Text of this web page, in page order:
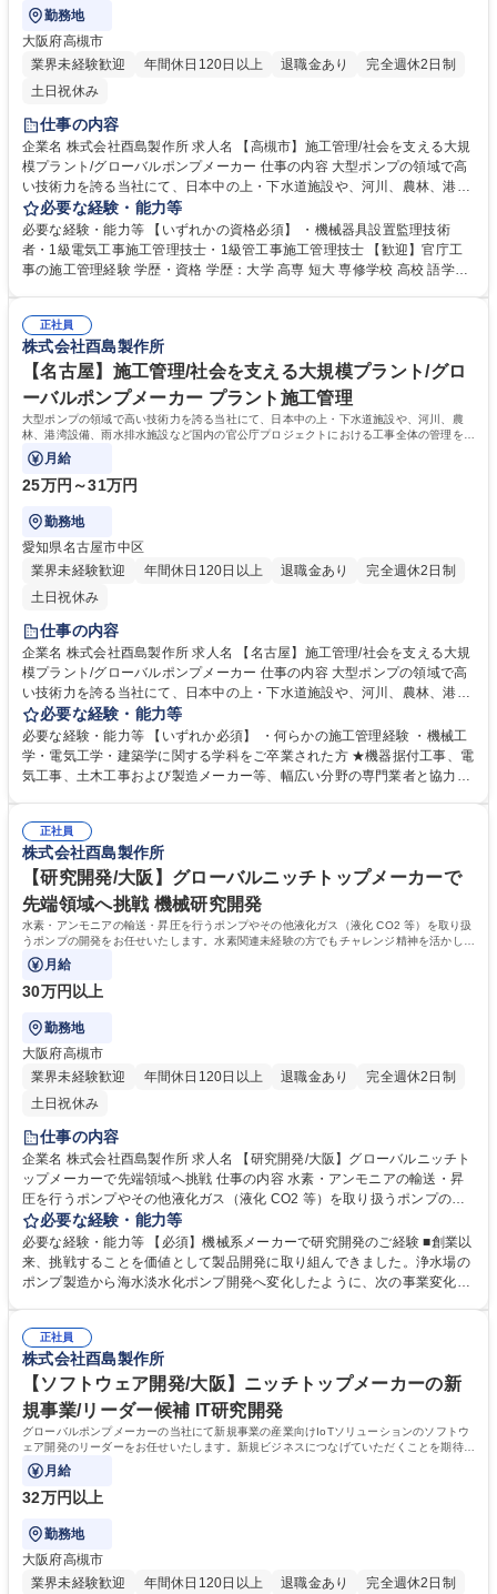
勤務地
大阪府高槻市
業界未経験歓迎
年間休日120日以上 退職金あり
完全週休2日制
土日祝休み
仕事の内容
企業名 株式会社酉島製作所 求人名 【高槻市】施工管理/社会を支える大規
模プラント/グローバルポンプメーカー 仕事の内容 大型ポンプの領域で高
い技術力を誇る当社にて、日本中の上・下水道施設や、河川、農林、港湾
設備、雨水排水施設など国内の官公庁プロジェクトにおける工事全体の管
理を行います。 ■ポンプはプラントの基幹装置でハイテクポンプメーカー
であるため元請けとして、プロジェクト全体を仕切ることが多くなりま
す。■現場代理人として、工事計画の策定、現場予算の管理、 現場の進捗
ト/グローバルポンプメーカー
必要な経験・能力等
必要な経験・能力等 【いずれかの資格必須】 ・機械器具設置監理技術
者・1級電気工事施工管理技士・1級管工事施工管理技士 【歓迎】官庁工
事の施工管理経験 学歴・資格 学歴：大学 高専 短大 専修学校 高校 語学
正社員
株式会社酉島製作所
【名古屋】施工管理/社会を支える大規模プラント/グロ
ーバルポンプメーカー プラント施工管理
大型ポンプの領域で高い技術力を誇る当社にて、日本中の上・下水道施設や、河川、農
林、港湾設備、雨水排水施設など国内の官公庁プロジェクトにおける工事全体の管理を行
います。
月給
25万円～31万円
勤務地
愛知県名古屋市中区
業界未経験歓迎
年間休日120日以上 退職金あり
完全週休2日制
土日祝休み
仕事の内容
企業名 株式会社酉島製作所 求人名 【名古屋】施工管理/社会を支える大規
模プラント/グローバルポンプメーカー 仕事の内容 大型ポンプの領域で高
い技術力を誇る当社にて、日本中の上・下水道施設や、河川、農林、港湾
設備、雨水排水施設など国内の官公庁プロジェクトにおける工事全体の管
理を行います。 ◎日本中の上・下水道施設や、河川、農林、港湾設備、雨
水排水施設など国内の官公庁プロジェクトにおける工事全体の管理■ポン
プはプラントの基幹装置でハイテクポンプメーカーであるため元請けとし
管理等 プロジェクト全体をとりまとめるのが施工管理技術者の役割 募集
職種 【名古屋】施工管理/社会を支える大規模プラント/グローバルポンプ
メーカー
必要な経験・能力等
必要な経験・能力等 【いずれか必須】 ・何らかの施工管理経験 ・機械工
学・電気工学・建築学に関する学科をご卒業された方 ★機器据付工事、電
気工事、土木工事および製造メーカー等、幅広い分野の専門業者と協力し
要望に応えます。★案件は公共工事のため、基本8時半～17時が作業時
間、土日も基本的に休みです。★全国のプロジェクトに携わるため、プロ
ジェクトの間は現地に常駐していただきます。 学歴・資格 学歴：大学 高
専 短大 専修学校 高校 語学力： 資格：
正社員
株式会社酉島製作所
【研究開発/大阪】グローバルニッチトップメーカーで
先端領域へ挑戦 機械研究開発
水素・アンモニアの輸送・昇圧を行うポンプやその他液化ガス（液化 CO2 等）を取り扱
うポンプの開発をお任せいたします。水素関連未経験の方でもチャレンジ精神を活かして
活躍していただけます。
月給
30万円以上
勤務地
大阪府高槻市
業界未経験歓迎
年間休日120日以上 退職金あり
完全週休2日制
土日祝休み
仕事の内容
企業名 株式会社酉島製作所 求人名 【研究開発/大阪】グローバルニッチト
ップメーカーで先端領域へ挑戦 仕事の内容 水素・アンモニアの輸送・昇
圧を行うポンプやその他液化ガス（液化 CO2 等）を取り扱うポンプの開
発をお任せいたします。水素関連未経験の方でもチャレンジ精神を活かし
て活躍していただけます。 水素・アンモニアのエネルギー利用、CCS や
CCUS の社会実装を視野に入れ、ポンプ開発を通じてカーボンニュートラ
ル社会実現に貢献していきます。各分野のリーディングカンパニーと交流
ても良い環境です。 募集職種 【研究開発/大阪】グローバルニッチトップ
メーカーで先端領域へ挑戦
必要な経験・能力等
必要な経験・能力等 【必須】機械系メーカーで研究開発のご経験 ■創業以
来、挑戦することを価値として製品開発に取り組んできました。浄水場の
ポンプ製造から海水淡水化ポンプ開発へ変化したように、次の事業変化へ
ることができ、次の挑戦分野は水素・アンモニア領域と設定しています。
学歴・資格 学歴：大学院 大学 高専 語学力： 資格：
正社員
株式会社酉島製作所
【ソフトウェア開発/大阪】ニッチトップメーカーの新
規事業/リーダー候補 IT研究開発
グローバルポンプメーカーの当社にて新規事業の産業向けIoTソリューションのソフトウ
ェア開発のリーダーをお任せいたします。新規ビジネスにつなげていただくことを期待し
ています。
月給
32万円以上
勤務地
大阪府高槻市
業界未経験歓迎
年間休日120日以上 退職金あり
完全週休2日制